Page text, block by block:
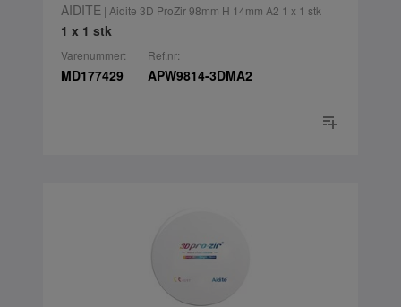
AIDITE | Aidite 3D ProZir 98mm H 14mm A2 1 x 1 stk
1 x 1 stk
Varenummer:
MD177429
Ref.nr:
APW9814-3DMA2